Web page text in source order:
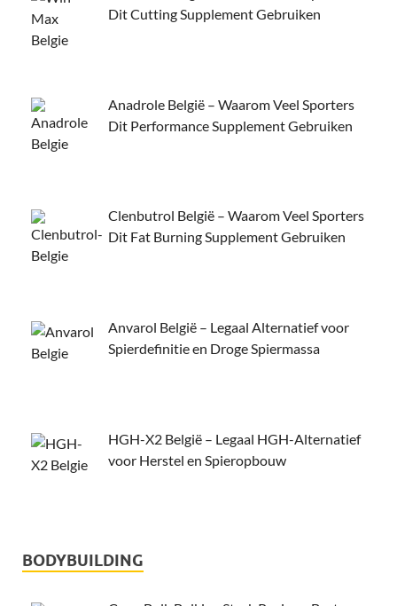
Dit Cutting Supplement Gebruiken
Anadrole België – Waarom Veel Sporters
Dit Performance Supplement Gebruiken
Clenbutrol België – Waarom Veel Sporters
Dit Fat Burning Supplement Gebruiken
Anvarol België – Legaal Alternatief voor
Spierdefinitie en Droge Spiermassa
HGH-X2 België – Legaal HGH-Alternatief
voor Herstel en Spieropbouw
BODYBUILDING